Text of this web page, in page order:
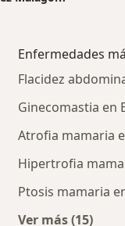
Enfermedades
Flacidez
Ginecomastia en
Atrofia mamaria
Hipertrofia
Ptosis mamaria
Ver más (15)